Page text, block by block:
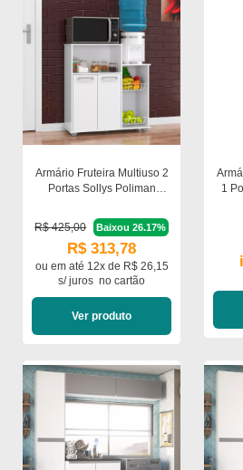
Armário Fruteira Multiuso 2
Portas Sollys Poliman
R$ 425,00
Baixou 26.17%
R$ 313,78
ou ematé 12x de R$ 26,15
s/ juros no cartão
Ver produto
1